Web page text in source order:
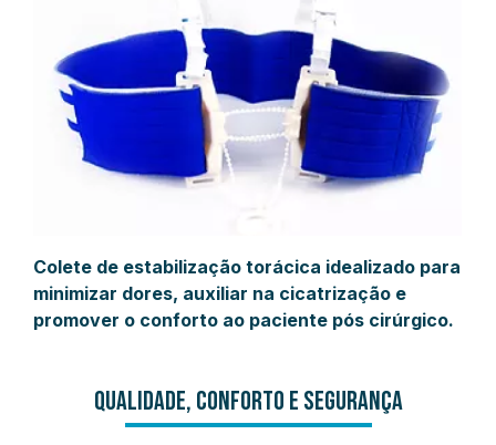
Colete de estabilização torácica idealizado para
minimizar dores, auxiliar na cicatrização e
promover o conforto ao paciente pós cirúrgico.
QUALIDADE, CONFORTO E SEGURANÇA